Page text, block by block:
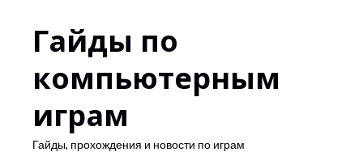
Гайды по
компьютерным
играм
Гайды, прохождения и новости по играм